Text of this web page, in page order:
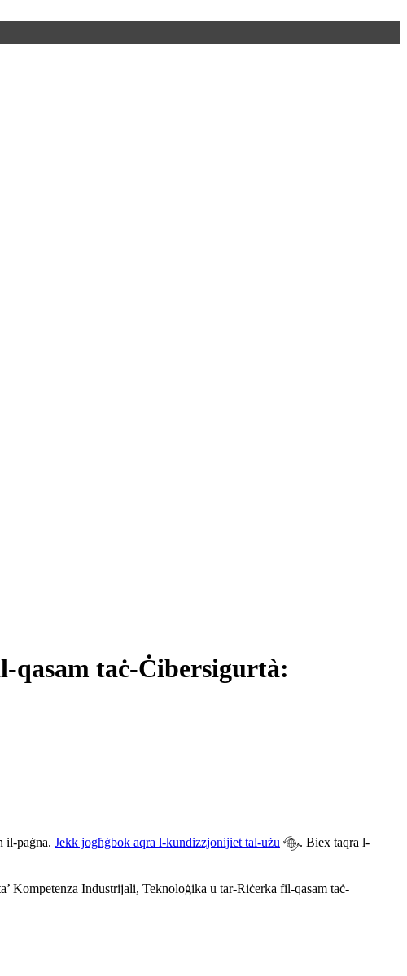
qasam taċ-Ċibersigurtà:
il-paġna. Jekk jogħġbok aqra l-kundizzjonijiet tal-użu
. Biex taqra l-
Kompetenza Industrijali, Teknoloġika u tar-Riċerka fil-qasam taċ-